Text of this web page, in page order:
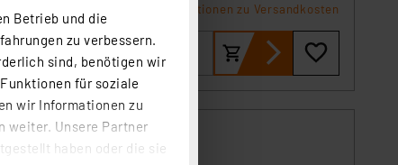
Betrieb und die
zu verbessern.
sind, benötigen wir
für soziale
wir Informationen zu
weiter. Unsere Partner
haben oder die sie
Informationen zu Versandkosten